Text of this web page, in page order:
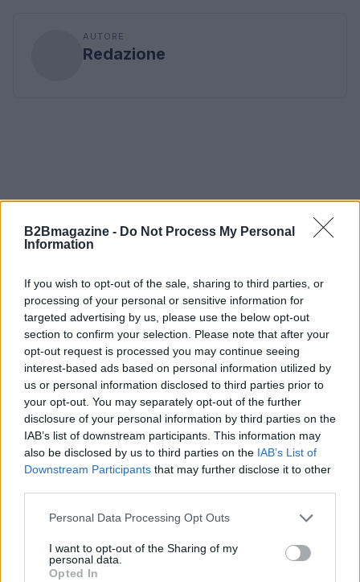
B2Bmagazine - Do Not Process My Personal
Information
If you wish to opt-out of the sale, sharing to third parties, or
processing of your personal or sensitive information for
targeted advertising by us, please use the below opt-out
section to confirm your selection. Please note that after your
opt-out request is processed you may continue seeing
interest-based ads based on personal information utilized by
us or personal information disclosed to third parties prior to
your opt-out. You may separately opt-out of the further
disclosure of your personal information by third parties on the
IAB’s list of downstream participants. This information may
also be disclosed by us to third parties on the IAB’s List of
Downstream Participants that may further disclose it to other
Please note that this website/app uses one or more Google
not limited to your visit or usage behaviour. You may click to
grant or deny consent to Google and its third-party tags to
Personal Data Processing Opt Outs
I want to opt-out of the Sharing of my
personal data.
Opted In
AUTORE
Redazione
Continua a leggere
B2B NEWS